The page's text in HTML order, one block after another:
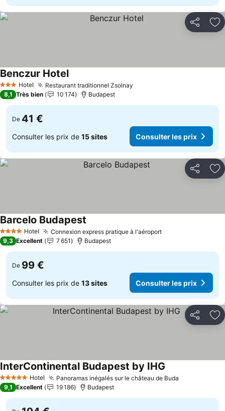
Partager
3 ÉtoilesHotel Restaurant traditionnel Zsolnay
Benczur HotelConsulter les prix
8,1 Très bien 10 174 Budapest
De 41 €
Consulter les prix de 15 sites Consulter les prix
Partager
4 Étoiles Hotel Connexion express pratique à l'aéroportConsulter les
Barcelo Budapest
9,3 Excellent 7 651 Budapest
De 99 €
Consulter les prix de 13 sites Consulter les prix
Partager
5 Étoiles Hotel Panoramas inégalés sur le château de Buda
InterContinental Budapest by IHG
9,1 Excellent 19 186 Budapest